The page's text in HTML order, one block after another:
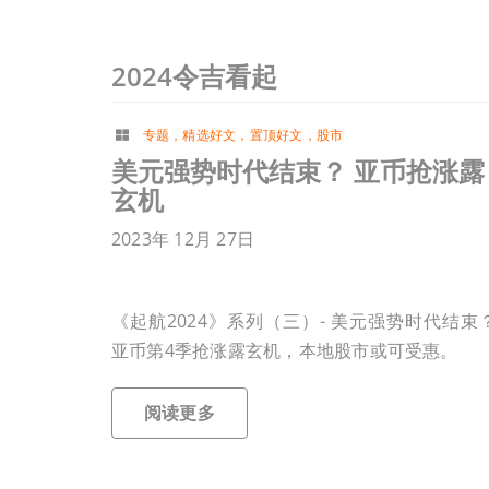
2024令吉看起
专题 ，精选好文 ， 置顶好文 ， 股市
美元强势时代结束？ 亚币抢涨露
玄机
2023年 12月 27日
《起航2024》系列（三）- 美元强势时代结束
亚币第4季抢涨露玄机，本地股市或可受惠。
阅读更多